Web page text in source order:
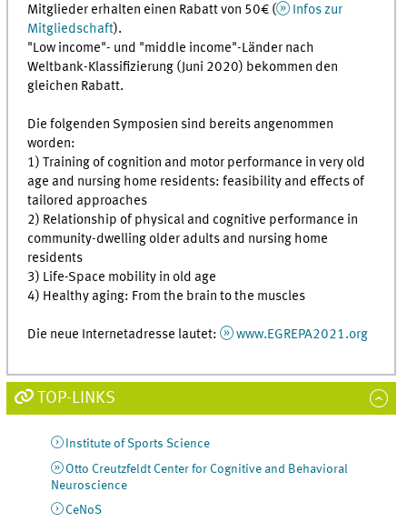
Mitglieder erhalten einen Rabatt von 50€ (
Infos zur
Mitgliedschaft).
"Low income"- und "middle income"-Länder nach
Weltbank-Klassifizierung (Juni 2020) bekommen den
gleichen Rabatt.
Die folgenden Symposien sind bereits angenommen
worden:
1) Training of cognition and motor performance in very old
age and nursing home residents: feasibility and effects of
tailored approaches
2) Relationship of physical and cognitive performance in
community-dwelling older adults and nursing home
residents
3) Life-Space mobility in old age
4) Healthy aging: From the brain to the muscles
Die neue Internetadresse lautet: www.EGREPA2021.org
TOP-LINKS
Institute of Sports Science
Otto Creutzfeldt Center for Cognitive and Behavioral
Neuroscience
CeNoS